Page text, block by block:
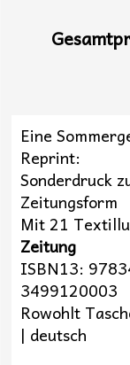
Eine
Reprint:
Sonderdruck
Zeitungsform
Mit 21
Zeitung
ISBN13:
3499120003
Rowohlt
| deutsch